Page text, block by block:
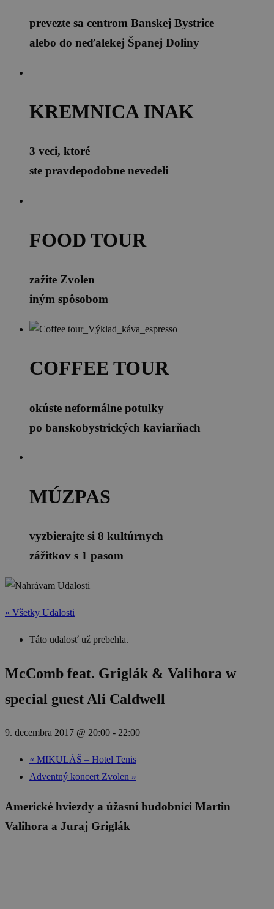
prevezte sa centrom Banskej Bystrice
alebo do neďalekej Španej Doliny
KREMNICA INAK
3 veci, ktoré
ste pravdepodobne nevedeli
FOOD TOUR
zažite Zvolen
iným spôsobom
COFFEE TOUR
okúste neformálne potulky
po banskobystrických kaviarňach
MÚZPAS
vyzbierajte si 8 kultúrnych
zážitkov s 1 pasom
« Všetky Udalosti
Táto udalosť už prebehla.
McComb feat. Griglák & Valihora w
special guest Ali Caldwell
9. decembra 2017 @ 20:00 - 22:00
« MIKULÁŠ – Hotel Tenis
Adventný koncert Zvolen »
Americké hviezdy a úžasní hudobníci Martin
Valihora a Juraj Griglák